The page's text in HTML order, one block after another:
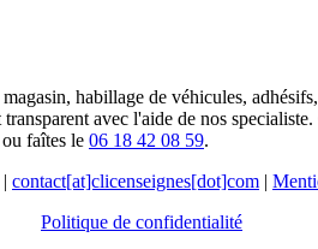
habillage de véhicules,
avec l'aide de nos
ou faîtes le 06 18 42 08 59.
| contact[at]clicenseignes[dot]com |
Politique de confidentialité